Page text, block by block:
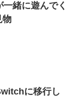
緒に遊んでく
物
に移行し